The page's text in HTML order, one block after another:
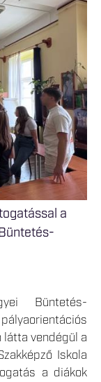
a
Büntetés-
vendégül a
Iskola
a diákok